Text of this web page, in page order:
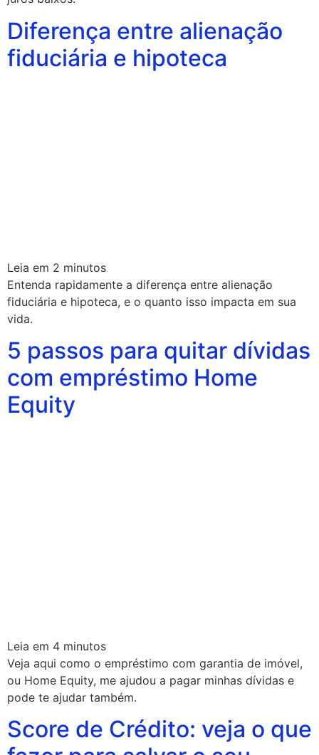
Diferença entre alienação
fiduciária e hipoteca
Leia em 2 minutos
Entenda rapidamente a diferença entre alienação
fiduciária e hipoteca, e o quanto isso impacta em sua
vida.
5 passos para quitar dívidas
com empréstimo Home
Equity
Leia em 4 minutos
Veja aqui como o empréstimo com garantia de imóvel,
ou Home Equity, me ajudou a pagar minhas dívidas e
pode te ajudar também.
Score de Crédito: veja o que